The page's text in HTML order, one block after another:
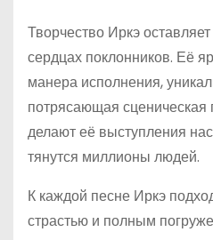
Творчество Иркэ
сердцах поклонников. Её
манера исполнения,
потрясающая сценическая
делают её выступления
тянутся миллионы людей.
К каждой песне Иркэ
страстью и полным